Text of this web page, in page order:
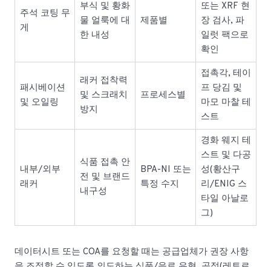
주석 코팅 무
게
부식 및 황화
물 얼룩에 대
한 내성
제품별
또는 XRF 현
장 검사, 파
일럿 팩으로
확인
패시베이션
및 오일링
래커 접착력
및 스크래치
방지
프로세스별
접촉각, 테이
프 당김 및
마모 마찰 테
스트
내부/외부
래커
식품 접촉 안
전 및 브랜드
내구성
BPA-NI 또는
특정 수지
경화 웨지 테
스트 및 다공
성(황산구
리/ENIG 스
타일 아날로
그)
데이터시트 또는 COA를 요청할 때는 공급업체가 권장 사항